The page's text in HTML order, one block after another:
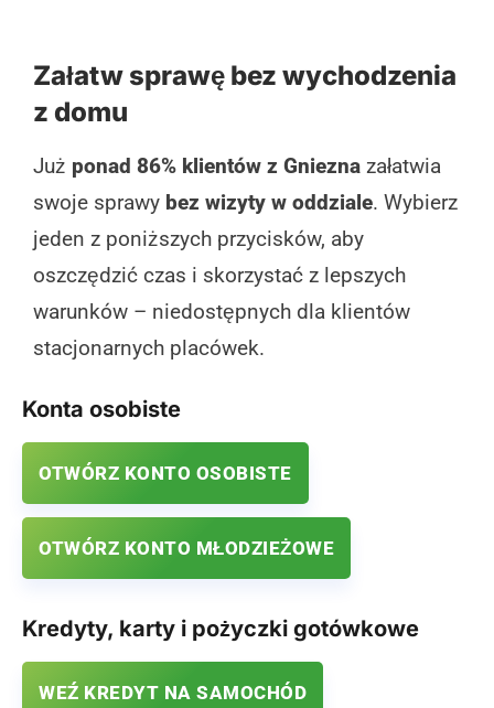
Załatw sprawę bez wychodzenia
z domu
Już ponad 86% klientów z Gniezna załatwia
swoje sprawy bez wizyty w oddziale. Wybierz
jeden z poniższych przycisków, aby
oszczędzić czas i skorzystać z lepszych
warunków – niedostępnych dla klientów
stacjonarnych placówek.
Konta osobiste
OTWÓRZ KONTO OSOBISTE
OTWÓRZ KONTO MŁODZIEŻOWE
Kredyty, karty i pożyczki gotówkowe
WEŹ KREDYT NA SAMOCHÓD